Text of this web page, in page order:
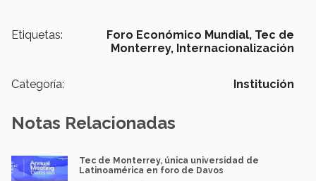
Etiquetas: Foro Económico Mundial, Tec de
Monterrey, Internacionalización
Categoría: Institución
Notas Relacionadas
Tec de Monterrey, única universidad de
Latinoamérica en foro de Davos